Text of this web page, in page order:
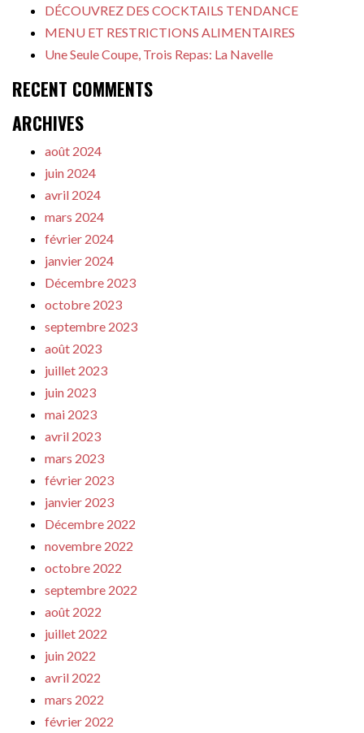
DÉCOUVREZ DES COCKTAILS TENDANCE
MENU ET RESTRICTIONS ALIMENTAIRES
Une Seule Coupe, Trois Repas: La Navelle
RECENT COMMENTS
ARCHIVES
août 2024
juin 2024
avril 2024
mars 2024
février 2024
janvier 2024
Décembre 2023
octobre 2023
septembre 2023
août 2023
juillet 2023
juin 2023
mai 2023
avril 2023
mars 2023
février 2023
janvier 2023
Décembre 2022
novembre 2022
octobre 2022
septembre 2022
août 2022
juillet 2022
juin 2022
avril 2022
mars 2022
février 2022